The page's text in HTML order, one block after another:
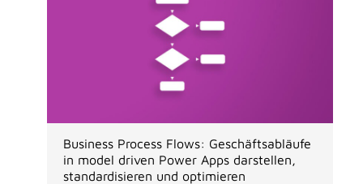
Business Process Flows: Geschäftsabläufe
in model driven Power Apps darstellen,
standardisieren und optimieren